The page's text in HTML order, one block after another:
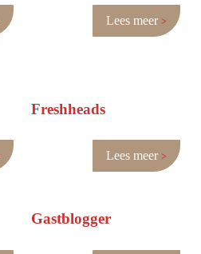
Lees meer
Freshheads
Lees meer
Gastblogger